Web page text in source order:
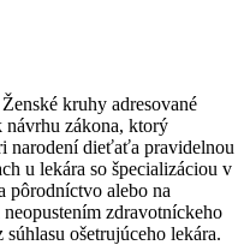
kruhy adresované
návrhu zákona, ktorý
narodení dieťaťa pravidelnou
u lekára so špecializáciou v
pôrodníctvo alebo na
zdravotníckeho
ošetrujúceho lekára.